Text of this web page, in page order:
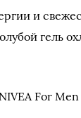
и
гель
For